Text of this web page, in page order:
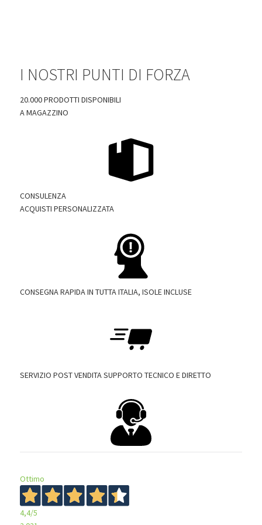
I NOSTRI PUNTI DI FORZA
20.000 PRODOTTI DISPONIBILI
A MAGAZZINO
CONSULENZA
ACQUISTI PERSONALIZZATA
CONSEGNA RAPIDA IN TUTTA ITALIA, ISOLE INCLUSE
SERVIZIO POST VENDITA SUPPORTO TECNICO E DIRETTO
Ottimo
4,4/5